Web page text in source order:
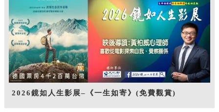
2026鏡如人生影展–《一生如寄》(免費觀賞)